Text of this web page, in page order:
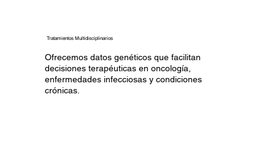
Tratamientos Multidisciplinarios
Ofrecemos datos genéticos que facilitan
decisiones terapéuticas en oncología,
enfermedades infecciosas y condiciones
crónicas.